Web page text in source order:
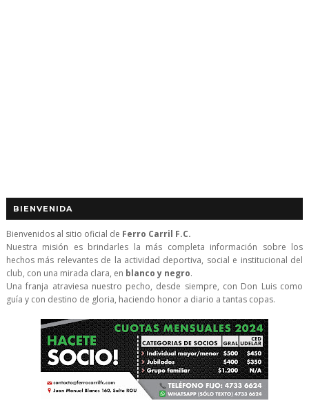
BIENVENIDA
Bienvenidos al sitio oficial de Ferro Carril F.C.
Nuestra misión es brindarles la más completa información sobre los
hechos más relevantes de la actividad deportiva, social e institucional del
club, con una mirada clara, en blanco y negro.
Una franja atraviesa nuestro pecho, desde siempre, con Don Luis como
guía y con destino de gloria, haciendo honor a diario a tantas copas.